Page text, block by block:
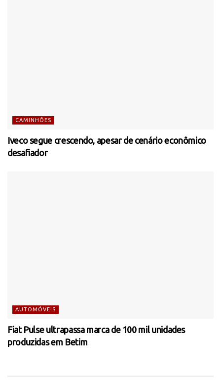
CAMINHÕES
Iveco segue crescendo, apesar de cenário econômico
desafiador
AUTOMÓVEIS
Fiat Pulse ultrapassa marca de 100 mil unidades
produzidas em Betim